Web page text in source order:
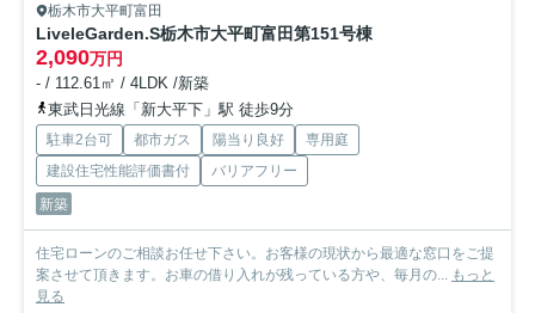
栃木市大平町富田
LiveleGarden.S栃木市大平町富田第151号棟
2,090万円
- / 112.61㎡ / 4LDK /新築
東武日光線「新大平下」駅 徒歩9分
駐車2台可 都市ガス 陽当り良好
専用庭
建設住宅性能評価書付
バリアフリー
新築
住宅ローンのご相談お任せ下さい。お客様の現状から最適な窓口をご提
案させて頂きます。お車の借り入れが残っている方や、毎月の... もっと
見る